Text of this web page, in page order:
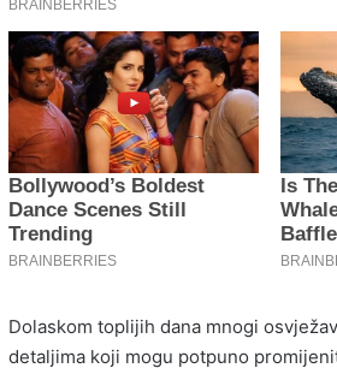
Dolaskom toplijih dana mnogi
detaljima koji mogu potpuno